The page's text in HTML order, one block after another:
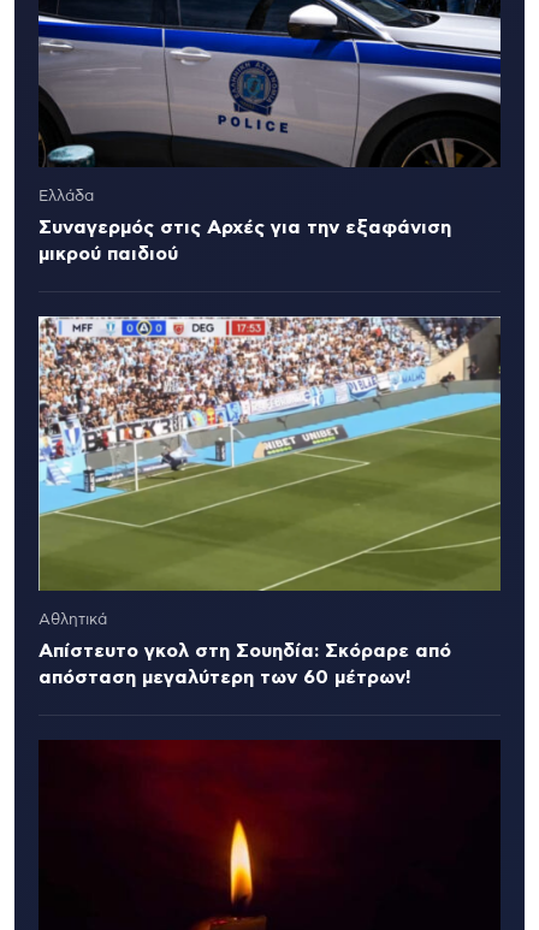
Ελλάδα
Συναγερμός στις Αρχές για την εξαφάνιση
μικρού παιδιού
Αθλητικά
Απίστευτο γκολ στη Σουηδία: Σκόραρε από
απόσταση μεγαλύτερη των 60 μέτρων!